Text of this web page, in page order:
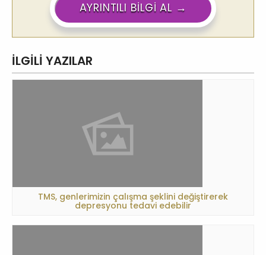
AYRINTILI BILGI AL →
İLGILI YAZILAR
TMS, genlerimizin çalışma şeklini değiştirerek
depresyonu tedavi edebilir